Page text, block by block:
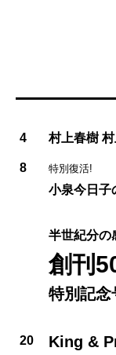
4 村上春樹
8 特別復活!
小泉今日子
半世紀分の
創刊
特別記念
20 King &